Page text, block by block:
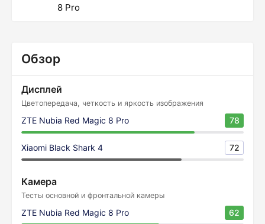
8 Pro
Обзор
Дисплей
Цветопередача, четкость и яркость изображения
ZTE Nubia Red Magic 8 Pro 78
Xiaomi Black Shark 4 72
Камера
Тесты основной и фронтальной камеры
ZTE Nubia Red Magic 8 Pro 62